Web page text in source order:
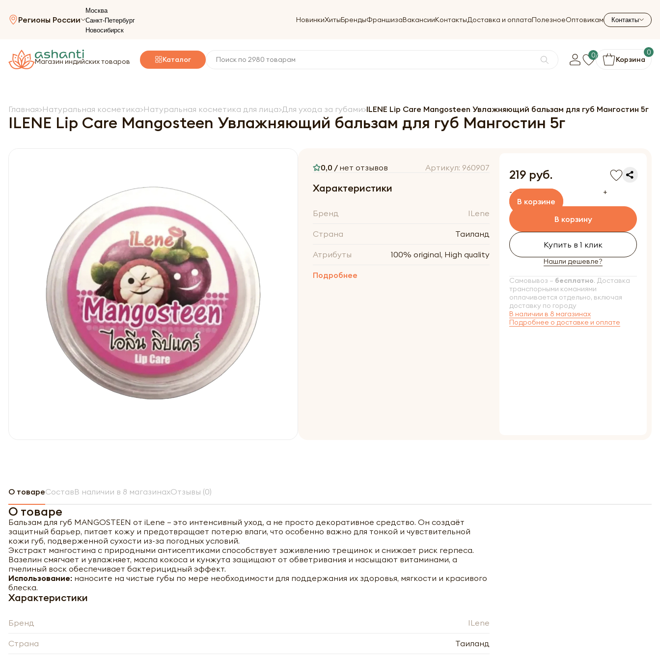
Регионы России
Москва
Санкт-Петербург
Новосибирск
НовинкиХитыБрендыФраншизаВакансииКонтактыДоставка и оплатаПолезноеОптовикам Контакты
Магазин индийских товаров Каталог 0 Корзина
0
Главная Натуральная косметика Натуральная косметика для лица Для ухода за губами ILENE Lip Care Mangosteen Увлажняющий бальзам для губ Мангостин 5г
ILENE Lip Care Mangosteen Увлажняющий бальзам для губ Мангостин 5г
0,0 / нет отзывов Артикул: 960907
Характеристики
Бренд ILene
Страна Таиланд
Атрибуты 100% original, High quality
Подробнее
219 руб.
-
+
В корзине
В корзину
Купить в 1 клик
Нашли дешевле?
Самовывоз – бесплатно. Доставка
транспорными команиями
оплачивается отдельно, включая
доставку по городу
В наличии в 8 магазинах
Подробнее о доставке и оплате
О товареСоставВ наличии в 8 магазинахОтзывы (0)
О товаре
Бальзам для губ MANGOSTEEN от iLene — это интенсивный уход, а не просто декоративное средство. Он создаёт
защитный барьер, питает кожу и предотвращает потерю влаги, что особенно важно для тонкой и чувствительной
кожи губ, подверженной сухости из-за погодных условий.
Экстракт мангостина с природными антисептиками способствует заживлению трещинок и снижает риск герпеса.
Вазелин смягчает и увлажняет, масла кокоса и кунжута защищают от обветривания и насыщают витаминами, а
пчелиный воск обеспечивает бактерицидный эффект.
Использование: наносите на чистые губы по мере необходимости для поддержания их здоровья, мягкости и красивого
блеска.
Характеристики
Бренд ILene
Страна Таиланд